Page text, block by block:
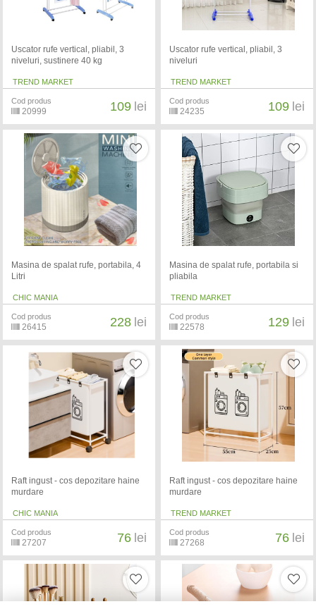
Uscator rufe vertical, pliabil, 3
niveluri, sustinere 40 kg
TREND MARKET
Cod produs
20999 109 lei
Uscator rufe vertical, pliabil, 3
niveluri
TREND MARKET
Cod produs
24235 109 lei
Masina de spalat rufe, portabila, 4
Litri
CHIC MANIA
Cod produs
26415 228 lei
Masina de spalat rufe, portabila si
pliabila
TREND MARKET
Cod produs
22578 129 lei
Raft ingust - cos depozitare haine
murdare
CHIC MANIA
Cod produs
27207 76 lei
Raft ingust - cos depozitare haine
murdare
TREND MARKET
Cod produs
27268 76 lei